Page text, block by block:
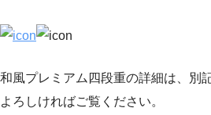
和風プレミアム四段重の詳細は、別
よろしければご覧ください。